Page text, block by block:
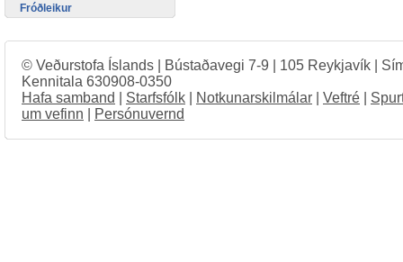
Fróðleikur
© Veðurstofa Íslands | Bústaðavegi 7-9 | 105 Reykjavík |
Kennitala 630908-0350
Hafa samband
Starfsfólk Notkunarskilmálar Veftré
um vefinn
Persónuvernd